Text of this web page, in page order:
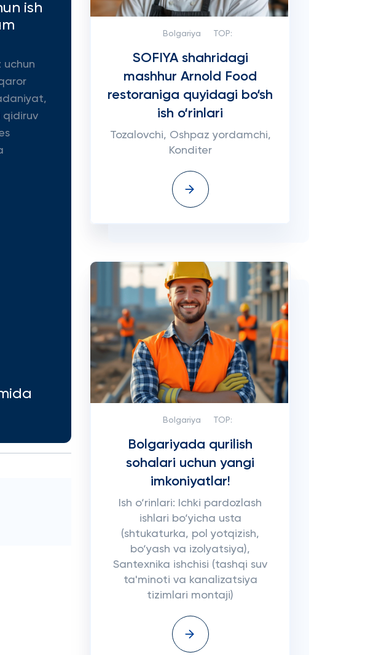
ish
uchun
qidiruv
Bolgariya TOP:
SOFIYA shahridagi
mashhur Arnold Food
restoraniga quyidagi bo‘sh
ish o‘rinlari
Tozalovchi, Oshpaz yordamchi,
Konditer
Bolgariya TOP:
Bolgariyada qurilish
sohalari uchun yangi
imkoniyatlar!
Ish o‘rinlari: Ichki pardozlash
ishlari bo‘yicha usta
(shtukaturka, pol yotqizish,
bo‘yash va izolyatsiya),
Santexnika ishchisi (tashqi suv
ta'minoti va kanalizatsiya
tizimlari montaji)